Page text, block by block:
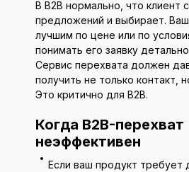
В B2B нормально, что клиент
предложений и выбирает.
лучшим по цене или по
понимать его заявку
Сервис перехвата должен
получить не только контакт,
Это критично для B2B.
Когда B2B-перехват
неэффективен
Если ваш продукт требует